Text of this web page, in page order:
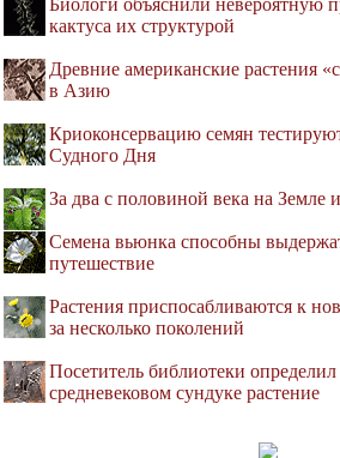
Биологи объяснили невероятную
кактуса их структурой
Древние американские растения
в Азию
Криоконсервацию семян
Судного Дня
За два с половиной века на Земле
Семена вьюнка способны
путешествие
Растения приспосабливаются к
за несколько поколений
Посетитель библиотеки
средневековом сундуке растение